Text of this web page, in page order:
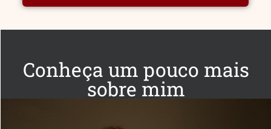
Conheça um pouco mais
sobre mim